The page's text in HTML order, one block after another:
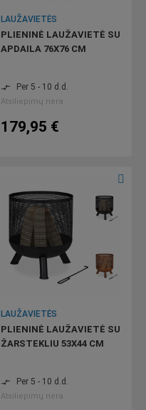
LAUŽAVIETĖS
PLIENINĖ LAUŽAVIETĖ SU
APDAILA 76X76 CM
compare_arrows Per 5 - 10 d.d.
Atsiliepimų nėra
179,95 €
LAUŽAVIETĖS
PLIENINĖ LAUŽAVIETĖ SU
ŽARSTEKLIU 53X44 CM
compare_arrows Per 5 - 10 d.d.
Atsiliepimų nėra